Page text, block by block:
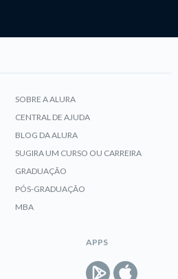
SOBRE A ALURA
CENTRAL DE AJUDA
BLOG DA ALURA
SUGIRA UM CURSO OU CARREIRA
GRADUAÇÃO
PÓS-GRADUAÇÃO
MBA
APPS